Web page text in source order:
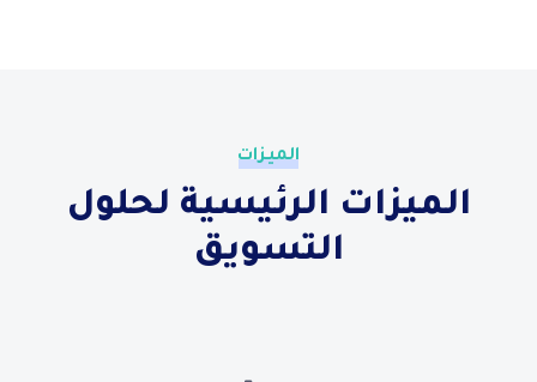
الميزات
الميزات الرئيسية لحلول
التسويق